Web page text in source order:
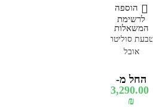
הוספה
לרשימת
המשאלות
טבעת סוליטר
אובל
החל מ-
3,290.00
₪